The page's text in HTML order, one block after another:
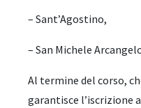
– Sant’Agostino,
– San Michele
Al termine del corso,
garantisce l’iscrizione